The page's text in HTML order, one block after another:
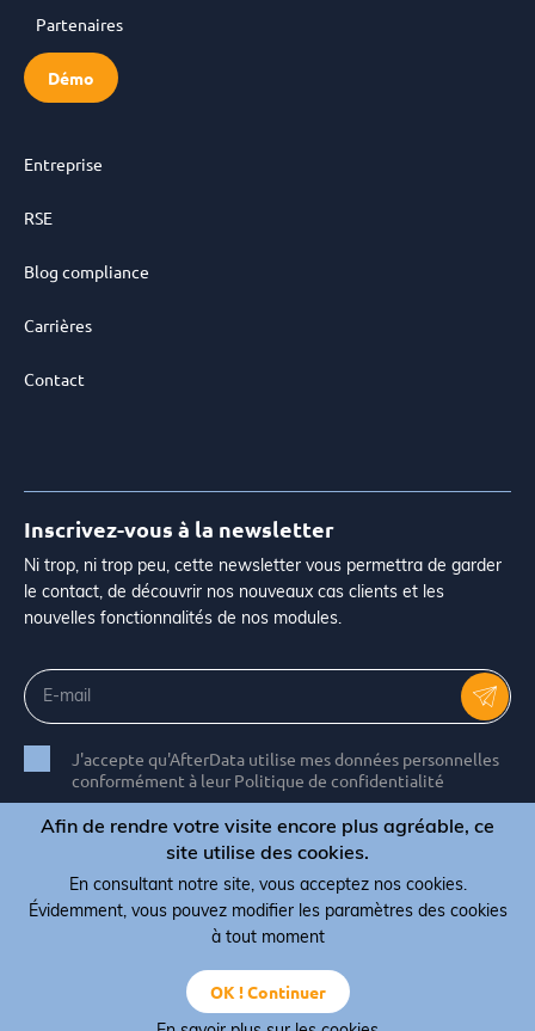
Partenaires
Démo
Entreprise
RSE
Blog compliance
Carrières
Contact
Inscrivez-vous à la newsletter
Ni trop, ni trop peu, cette newsletter vous permettra de garder
le contact, de découvrir nos nouveaux cas clients et les
nouvelles fonctionnalités de nos modules.
J'accepte qu'AfterData utilise mes données personnelles
conformément à leur Politique de confidentialité
© Copyright 2026 AfterData - All rights reserved
Termes, conditions et CGV
Politique de confidentialité
Afin de rendre votre visite encore plus agréable, ce
site utilise des cookies.
En consultant notre site, vous acceptez nos cookies.
Évidemment, vous pouvez modifier les paramètres des cookies
à tout moment
OK ! Continuer